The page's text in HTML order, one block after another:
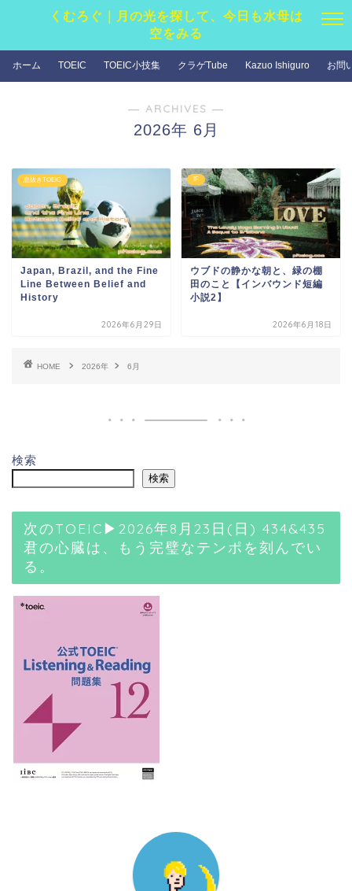
くむろぐ｜月の光を探して、今日も水母は
空をみる
ホーム TOEIC TOEIC小技集 クラゲTube Kazuo Ishiguro お問
― ARCHIVES ―
2026年 6月
息抜きTOEIC
Japan, Brazil, and the Fine
Line Between Belief and
History
2026年6月29日
IF
ウブドの静かな朝と、緑の棚
田のこと【インバウンド短編
小説2】
2026年6月18日
HOME 2026年 6月
検索
検索
次のTOEIC▶2026年8月23日(日) 434&435
君の心臓は、もう完璧なテンポを刻んでい
る。